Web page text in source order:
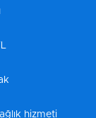
hizmeti